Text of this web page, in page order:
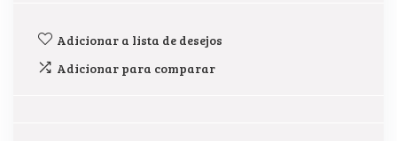
Adicionar a lista de desejos
Adicionar para comparar